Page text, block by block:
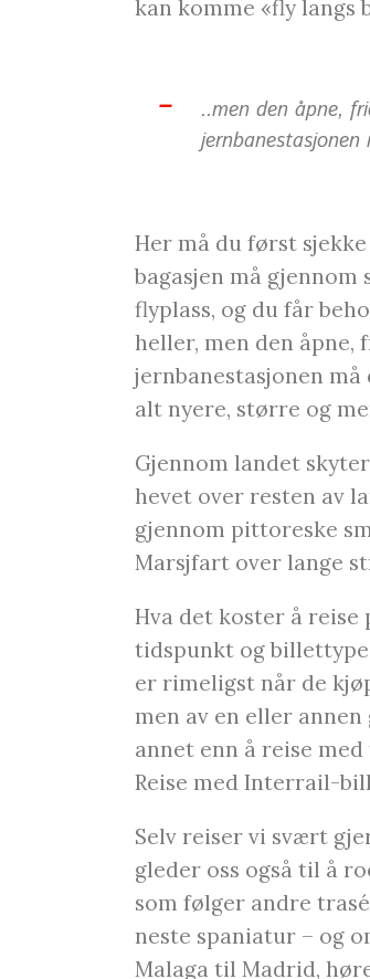
kan komme «fly langs
..men den åpne,
Her må du først
bagasjen må
flyplass, og du får
heller, men den
jernbanestasjonen må
alt nyere, større og
Gjennom landet
hevet over resten av
gjennom pittoreske
Marsjfart over lange
Hva det koster å reise
tidspunkt og
er rimeligst når de
men av en eller
annet enn å reise
Reise med Interrail-
Selv reiser vi svært
gleder oss også til å
som følger andre
neste spaniatur – og
Malaga til Madrid,